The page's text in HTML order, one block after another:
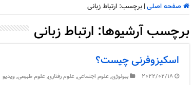
صفحه اصلی| برچسب: ارتباط زبانی
برچسب آرشیوها: ارتباط زبانی
اسکیزوفرنی چیست؟
2022/02/18 بیولوژی,علوم اجتماعی,علوم رفتاری,علوم طبیعی,ویدیو